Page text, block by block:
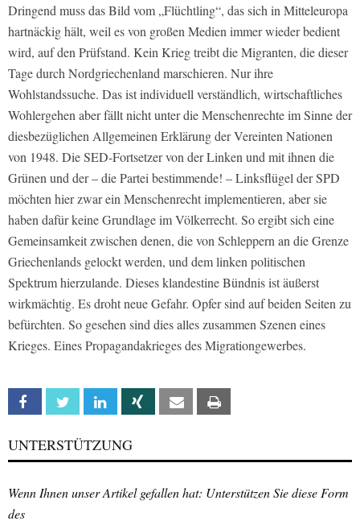
Dringend muss das Bild vom „Flüchtling“, das sich in Mitteleuropa
hartnäckig hält, weil es von großen Medien immer wieder bedient
wird, auf den Prüfstand. Kein Krieg treibt die Migranten, die dieser
Tage durch Nordgriechenland marschieren. Nur ihre
Wohlstandssuche. Das ist individuell verständlich, wirtschaftliches
Wohlergehen aber fällt nicht unter die Menschenrechte im Sinne der
diesbezüglichen Allgemeinen Erklärung der Vereinten Nationen
von 1948. Die SED-Fortsetzer von der Linken und mit ihnen die
Grünen und der – die Partei bestimmende! – Linksflügel der SPD
möchten hier zwar ein Menschenrecht implementieren, aber sie
haben dafür keine Grundlage im Völkerrecht. So ergibt sich eine
Gemeinsamkeit zwischen denen, die von Schleppern an die Grenze
Griechenlands gelockt werden, und dem linken politischen
Spektrum hierzulande. Dieses klandestine Bündnis ist äußerst
wirkmächtig. Es droht neue Gefahr. Opfer sind auf beiden Seiten zu
befürchten. So gesehen sind dies alles zusammen Szenen eines
Krieges. Eines Propagandakrieges des Migrationgewerbes.
Facebook Twitter Linkedin Xing Email
UNTERSTÜTZUNG
Wenn Ihnen unser Artikel gefallen hat: Unterstützen Sie diese Form
des